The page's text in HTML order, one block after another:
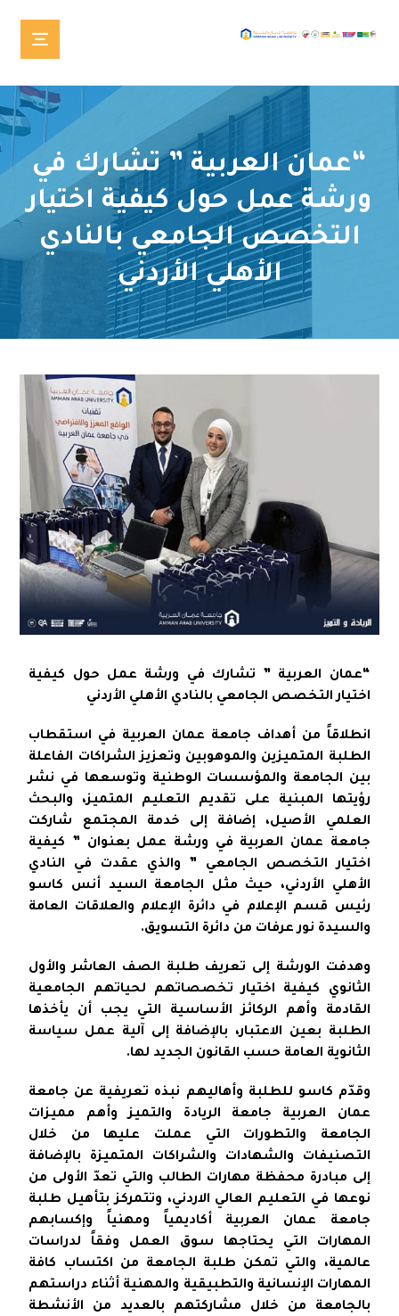
“عمان العربية ” تشارك في
ورشة عمل حول كيفية اختيار
التخصص الجامعي بالنادي
الأهلي الأردني
“عمان العربية ” تشارك في ورشة عمل حول كيفية
اختيار التخصص الجامعي بالنادي الأهلي الأردني
انطلاقاً من أهداف جامعة عمان العربية في استقطاب
الطلبة المتميزين والموهوبين وتعزيز الشراكات الفاعلة
بين الجامعة والمؤسسات الوطنية وتوسعها في نشر
رؤيتها المبنية على تقديم التعليم المتميز، والبحث
العلمي الأصيل، إضافة إلى خدمة المجتمع شاركت
جامعة عمان العربية في ورشة عمل بعنوان ” كيفية
اختيار التخصص الجامعي ” والذي عقدت في النادي
الأهلي الأردني، حيث مثل الجامعة السيد أنس كاسو
رئيس قسم الإعلام في دائرة الإعلام والعلاقات العامة
والسيدة نور عرفات من دائرة التسويق.
وهدفت الورشة إلى تعريف طلبة الصف العاشر والأول
الثانوي كيفية اختيار تخصصاتهم لحياتهم الجامعية
القادمة وأهم الركائز الأساسية التي يجب أن يأخذها
الطلبة بعين الاعتبار، بالإضافة إلى آلية عمل سياسة
الثانوية العامة حسب القانون الجديد لها.
وقدّم كاسو للطلبة وأهاليهم نبذه تعريفية عن جامعة
عمان العربية جامعة الريادة والتميز وأهم مميزات
الجامعة والتطورات التي عملت عليها من خلال
التصنيفات والشهادات والشراكات المتميزة بالإضافة
إلى مبادرة محفظة مهارات الطالب والتي تعدّ الأولى من
نوعها في التعليم العالي الاردني، وتتمركز بتأهيل طلبة
جامعة عمان العربية أكاديمياً ومهنياً وإكسابهم
المهارات التي يحتاجها سوق العمل وفقاً لدراسات
عالمية، والتي تمكن طلبة الجامعة من اكتساب كافة
المهارات الإنسانية والتطبيقية والمهنية أثناء دراستهم
بالجامعة من خلال مشاركتهم بالعديد من الأنشطة